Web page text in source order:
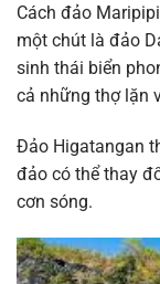
Cách đảo
một chút là đảo
sinh thái biển
cả những thợ lặn
Đảo Higatangan
đảo có thể thay
cơn sóng.